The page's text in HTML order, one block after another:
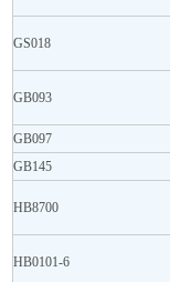
GS018
GB093
GB097
GB145
HB8700
HB0101-6